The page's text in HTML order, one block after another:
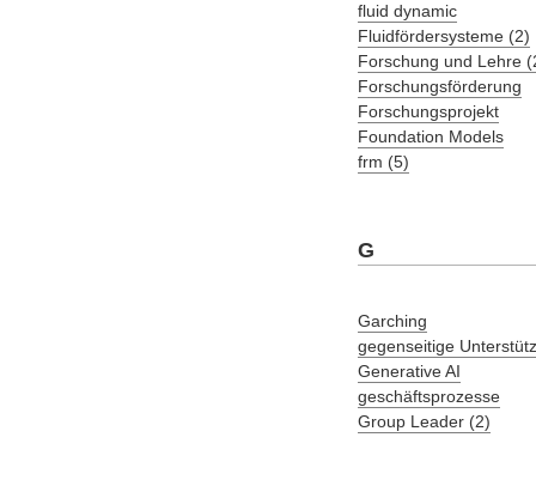
fluid dynamic
Fluidfördersysteme (2)
Forschung und Lehre
Forschungsförderung
Forschungsprojekt
Foundation Models
frm (5)
G
Garching
gegenseitige
Generative AI
geschäftsprozesse
Group Leader (2)